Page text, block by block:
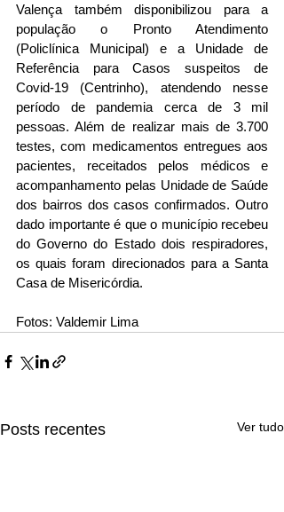
Valença também disponibilizou para a
população o Pronto Atendimento
(Policlínica Municipal) e a Unidade de
Referência para Casos suspeitos de
Covid-19 (Centrinho), atendendo nesse
período de pandemia cerca de 3 mil
pessoas. Além de realizar mais de 3.700
testes, com medicamentos entregues aos
pacientes, receitados pelos médicos e
acompanhamento pelas Unidade de Saúde
dos bairros dos casos confirmados. Outro
dado importante é que o município recebeu
do Governo do Estado dois respiradores,
os quais foram direcionados para a Santa
Casa de Misericórdia.
Fotos: Valdemir Lima
Posts recentes Ver tudo